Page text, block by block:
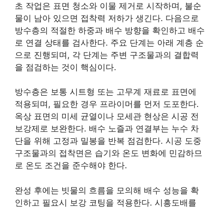
초 작업은 표면 청소와 이물 제거로 시작하며, 불순
물이 남아 있으면 접착력 저하가 생긴다. 다음으로
방수층의 적절한 하중과 배수 방향을 확인하고 배수
로 연결 상태를 검사한다. 주요 단계는 아래 계층 순
으로 진행되며, 각 단계는 주변 구조물과의 결합력
을 점검하는 것이 핵심이다.
방수층은 보통 시트형 또는 고무계 재료로 표면에
적용되며, 필요한 경우 프라이머를 먼저 도포한다.
옥상 표면의 미세 균열이나 모세관 현상은 시공 전
보강제로 보완한다. 배수 노즐과 연결부는 누수 차
단을 위해 고정과 밀봉을 반복 점검한다. 시공 도중
구조물과의 접착면은 습기와 온도 변화에 민감하므
로 온도 조건을 준수해야 한다.
완성 후에는 빗물의 흐름을 모의해 배수 성능을 확
인하고 필요시 보강 코팅을 적용한다. 시흥도배를